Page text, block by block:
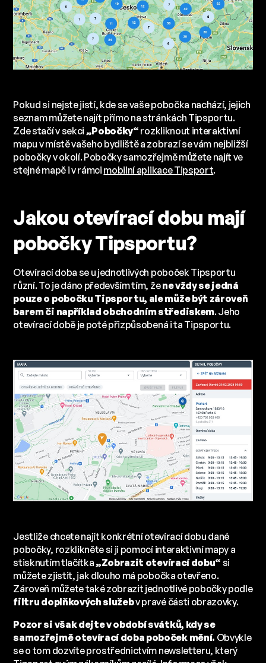
Pokud si nejste jistí, kde se vaše pobočka nachází, jejich
seznam můžete najít přímo na stránkách Tipsportu.
Zde stačí v sekci „Pobočky“ rozkliknout interaktivní
mapu v místě vašeho bydliště a zobrazí se vám nejbližší
pobočky v okolí. Pobočky samozřejmě můžete najít ve
stejné mapě i v rámci mobilní aplikace Tipsport.
Jakou otevírací dobu mají
pobočky Tipsportu?
Otevírací doba se u jednotlivých poboček Tipsportu
různí. To je dáno především tím, žene vždy se jedná
pouze o pobočku Tipsportu, ale může být zároveň
barem či například obchodním střediskem. Jeho
otevírací době je poté přizpůsobená i ta Tipsportu.
Jestliže chcete najít konkrétní otevírací dobu dané
pobočky, rozklikněte si ji pomocí interaktivní mapy a
stisknutím tlačítka „Zobrazit otevírací dobu“ si
můžete zjistit, jak dlouho má pobočka otevřeno.
Zároveň můžete také zobrazit jednotlivé pobočky podle
filtru doplňkových služebv pravé části obrazovky.
Pozor si však dejte v období svátků, kdy se
samozřejmě otevírací doba poboček mění. Obvykle
se o tom dozvíte prostřednictvím newsletteru, který